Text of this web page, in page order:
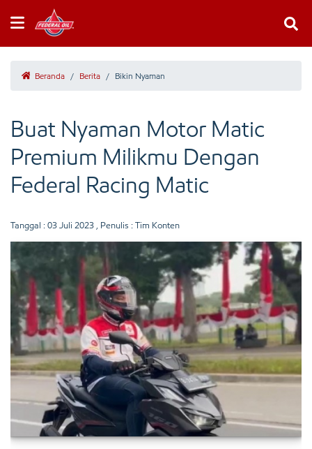
Beranda / Berita / Bikin Nyaman
Buat Nyaman Motor Matic
Premium Milikmu Dengan
Federal Racing Matic
Tanggal : 03 Juli 2023 , Penulis : Tim Konten